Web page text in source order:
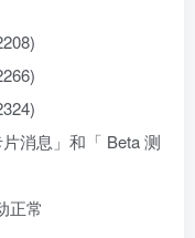
消息」和「 Beta 测
正常